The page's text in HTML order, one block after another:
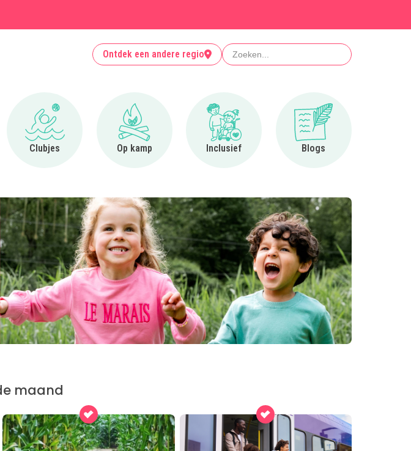
Ontdek een andere regio Zoeken
Clubjes
Ga naar Clubjes
Op kamp
Ga naar Op kamp
Inclusief
Ga naar Inclusief
Blogs
Ga naar Blogs
maand